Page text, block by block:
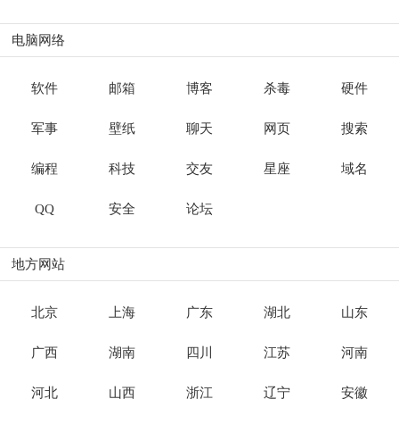
电脑网络
软件 邮箱 博客 杀毒 硬件
军事 壁纸 聊天 网页 搜索
编程 科技 交友 星座 域名
QQ 安全 论坛
地方网站
北京 上海 广东 湖北 山东
广西 湖南 四川 江苏 河南
河北 山西 浙江 辽宁 安徽